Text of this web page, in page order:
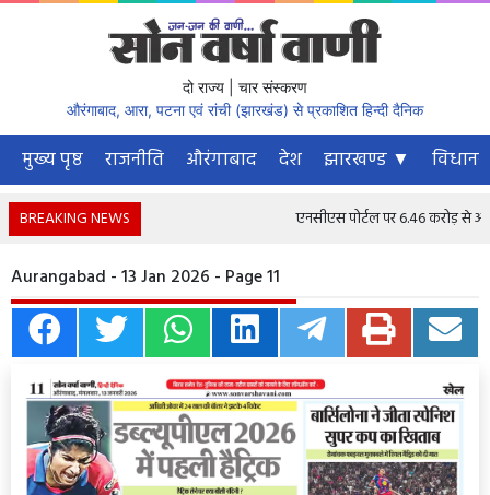
दो राज्य | चार संस्करण
औरंगाबाद, आरा, पटना एवं रांची (झारखंड) से प्रकाशित हिन्दी दैनिक
मुख्य पृष्ठ राजनीति औरंगाबाद देश झारखण्ड ▼
BREAKING NEWS एनसीएस पोर्टल पर 6.46 करोड़ से
Aurangabad - 13 Jan 2026 - Page 11